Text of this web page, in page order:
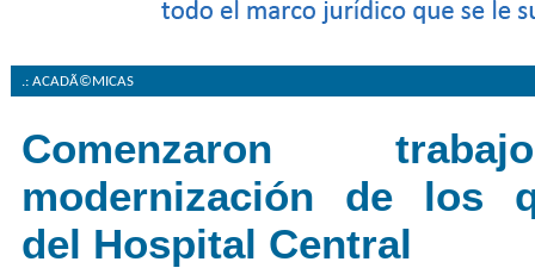
.: ACADÃ©MICAS
Comenzaron
modernización de los
del Hospital Central